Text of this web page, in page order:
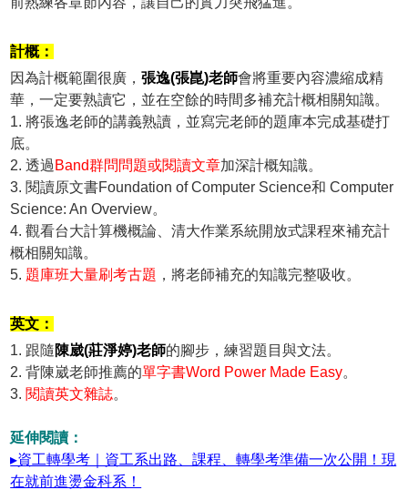
計概：
因為計概範圍很廣，張逸(張崑)老師會將重要內容濃縮成精
華，一定要熟讀它，並在空餘的時間多補充計概相關知識。
1. 將張逸老師的講義熟讀，並寫完老師的題庫本完成基礎打
底。
2. 透過 Band群問問題或閱讀文章加深計概知識。
3. 閱讀原文書Foundation of Computer Science和 Computer
Science: An Overview。
4. 觀看台大計算機概論、清大作業系統開放式課程來補充計
概相關知識。
5. 題庫班大量刷考古題 ，將老師補充的知識完整吸收。
英文：
1. 跟隨陳崴(莊淨婷)老師的腳步，練習題目與文法。
2. 背陳崴老師推薦的單字書Word Power Made Easy。
3. 閱讀英文雜誌。
延伸閱讀：
▸資工轉學考｜資工系出路、課程、轉學考準備一次公開！現
在就前進燙金科系！